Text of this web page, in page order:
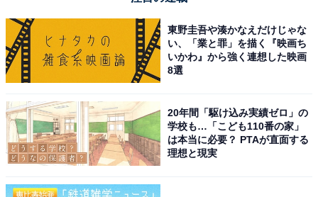
東野圭吾や湊かなえだけじゃな
い、「業と罪」を描く『映画ち
いかわ』から強く連想した映画
8選
20年間「駆け込み実績ゼロ」の
学校も…「こども110番の家」
は本当に必要？ PTAが直面する
理想と現実